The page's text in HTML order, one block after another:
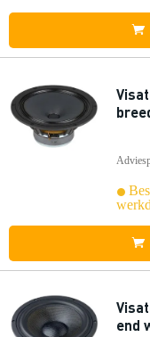
end